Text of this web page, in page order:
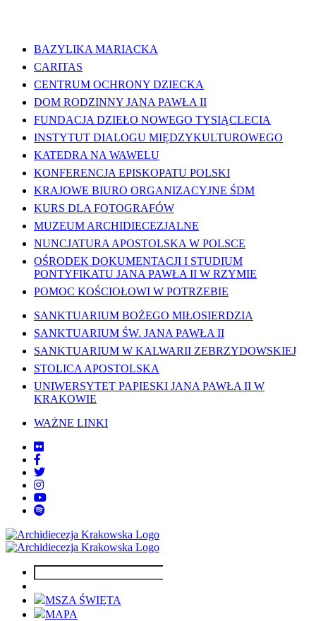
BAZYLIKA MARIACKA
CARITAS
CENTRUM OCHRONY DZIECKA
DOM RODZINNY JANA PAWŁA II
FUNDACJA DZIEŁO NOWEGO TYSIĄCLECIA
INSTYTUT DIALOGU MIĘDZYKULTUROWEGO
KATEDRA NA WAWELU
KONFERENCJA EPISKOPATU POLSKI
KRAJOWE BIURO ORGANIZACYJNE ŚDM
KURS DLA FOTOGRAFÓW
MUZEUM ARCHIDIECEZJALNE
NUNCJATURA APOSTOLSKA W POLSCE
OŚRODEK DOKUMENTACJI I STUDIUM
PONTYFIKATU JANA PAWŁA II W RZYMIE
POMOC KOŚCIOŁOWI W POTRZEBIE
SANKTUARIUM BOŻEGO MIŁOSIERDZIA
SANKTUARIUM ŚW. JANA PAWŁA II
SANKTUARIUM W KALWARII ZEBRZYDOWSKIEJ
STOLICA APOSTOLSKA
UNIWERSYTET PAPIESKI JANA PAWŁA II W
KRAKOWIE
WAŻNE LINKI
MSZA ŚWIĘTA
MAPA